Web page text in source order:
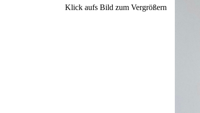
Klick aufs Bild zum Vergrößern